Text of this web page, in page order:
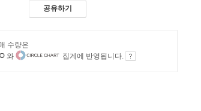
공유하기
수량은
와
집계에 반영됩니다.